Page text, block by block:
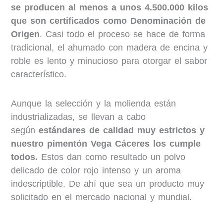
se producen al menos a unos 4.500.000 kilos
que son certificados como Denominación de
Origen. Casi todo el proceso se hace de forma
tradicional, el ahumado con madera de encina y
roble es lento y minucioso para otorgar el sabor
característico.
Aunque la selección y la molienda están
industrializadas, se llevan a cabo
segúnestándares de calidad muy estrictos y
nuestro pimentón Vega Cáceres los cumple
todos. Estos dan como resultado un polvo
delicado de color rojo intenso y un aroma
indescriptible. De ahí que sea un producto muy
solicitado en el mercado nacional y mundial.